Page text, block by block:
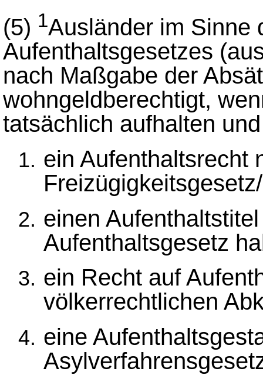
(5) 1Ausländer im Sinne
Aufenthaltsgesetzes
nach Maßgabe der
wohngeldberechtigt,
tatsächlich aufhalten und
ein Aufenthaltsrecht
einen
Aufenthaltsgesetz
ein Recht auf
völkerrechtlichen
eine